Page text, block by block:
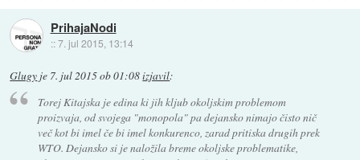
PrihajaNodi
::7. jul 2015, 13:14
Glugy je 7. jul 2015 ob 01:08izjavil:
Torej Kitajska je edina ki jih kljub okoljskim problemom
proizvaja, od svojega "monopola" pa dejansko nimajo čisto nič
več kot bi imel če bi imel konkurenco, zarad pritiska drugih prek
WTO. Dejansko si je naložila breme okoljske problematike,